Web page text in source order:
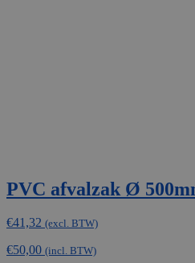
PVC afvalzak Ø
€41,32 (excl. BTW)
€50,00 (incl. BTW)